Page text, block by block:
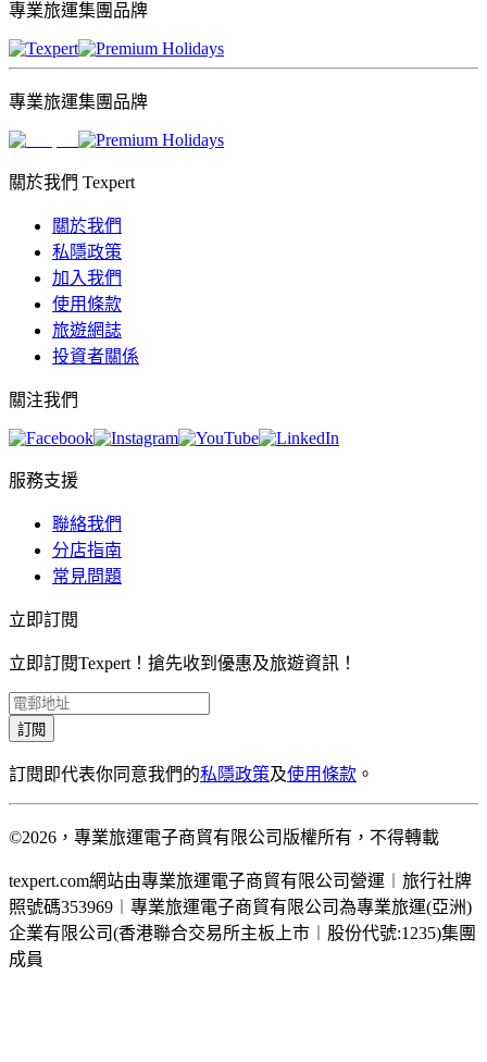
專業旅運集團品牌
專業旅運集團品牌
關於我們 Texpert
關於我們
私隱政策
加入我們
使用條款
旅遊網誌
投資者關係
關注我們
服務支援
聯絡我們
分店指南
常見問題
立即訂閱
立即訂閱Texpert！搶先收到優惠及旅遊資訊！
訂閱
訂閱即代表你同意我們的私隱政策及使用條款 。
©2026，專業旅運電子商貿有限公司版權所有，不得轉載
texpert.com網站由專業旅運電子商貿有限公司營運︱旅行社牌
照號碼353969︱專業旅運電子商貿有限公司為專業旅運(亞洲)
企業有限公司(香港聯合交易所主板上市︱股份代號:1235)集團
成員